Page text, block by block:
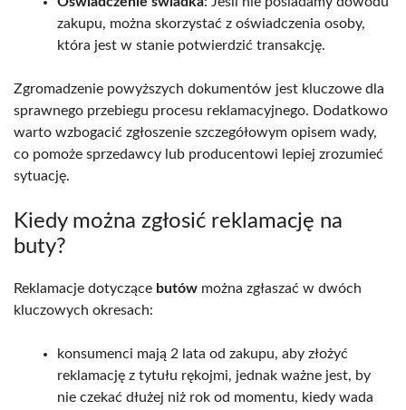
zakupu, można skorzystać z oświadczenia osoby,
która jest w stanie potwierdzić transakcję.
Zgromadzenie powyższych dokumentów jest kluczowe dla
sprawnego przebiegu procesu reklamacyjnego. Dodatkowo
warto wzbogacić zgłoszenie szczegółowym opisem wady,
co pomoże sprzedawcy lub producentowi lepiej zrozumieć
sytuację.
Kiedy można zgłosić reklamację na
buty?
Reklamacje dotyczące butów można zgłaszać w dwóch
kluczowych okresach:
konsumenci mają 2 lata od zakupu, aby złożyć
reklamację z tytułu rękojmi, jednak ważne jest, by
nie czekać dłużej niż rok od momentu, kiedy wada